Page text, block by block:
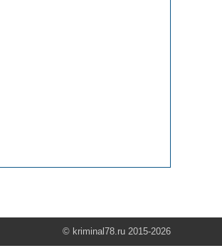
© kriminal78.ru 2015-2026